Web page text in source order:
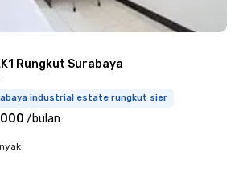
Rungkut Surabaya
industrial estate rungkut sier
/bulan